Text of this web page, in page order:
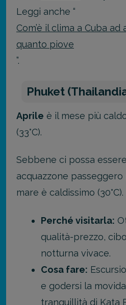
Leggi anche “
Com’è il clima a Cuba
quanto piove
”.
Phuket
Aprile è il mese più
(33°C).
Sebbene ci possa
acquazzone
mare è caldissimo (30°C).
Perché visitarla:
qualità-prezzo,
notturna vivace.
Cosa fare:
e godersi la
tranquillità di Kata